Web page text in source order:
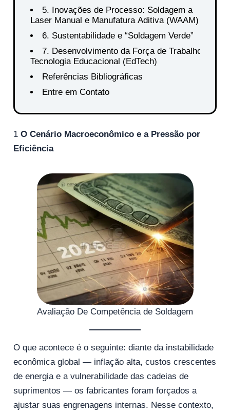
5. Inovações de Processo: Soldagem a
Laser Manual e Manufatura Aditiva (WAAM)
6. Sustentabilidade e “Soldagem Verde”
7. Desenvolvimento da Força de Trabalho:
Tecnologia Educacional (EdTech)
Referências Bibliográficas
Entre em Contato
1O Cenário Macroeconômico e a Pressão por
Eficiência
Avaliação De Competência de Soldagem
O que acontece é o seguinte: diante da instabilidade
econômica global — inflação alta, custos crescentes
de energia e a vulnerabilidade das cadeias de
suprimentos — os fabricantes foram forçados a
ajustar suas engrenagens internas. Nesse contexto,